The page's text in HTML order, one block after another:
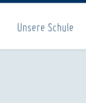
Unsere Schule